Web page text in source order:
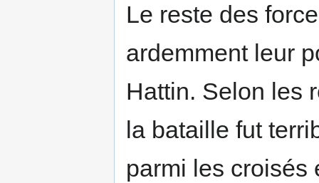
Le reste des
ardemment leur
Hattin. Selon les
la bataille fut
parmi les croisés